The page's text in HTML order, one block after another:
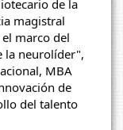
de la
magistral
marco del
la neurolíder",
MBA
de
del talento